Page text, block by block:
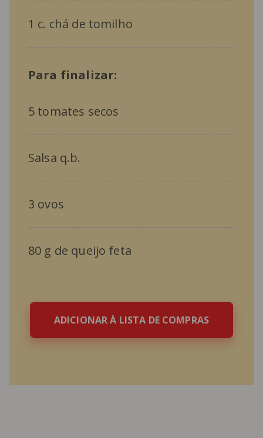
1 c. chá de tomilho
Para finalizar:
5 tomates secos
Salsa q.b.
3 ovos
80 g de queijo feta
ADICIONAR À LISTA DE COMPRAS